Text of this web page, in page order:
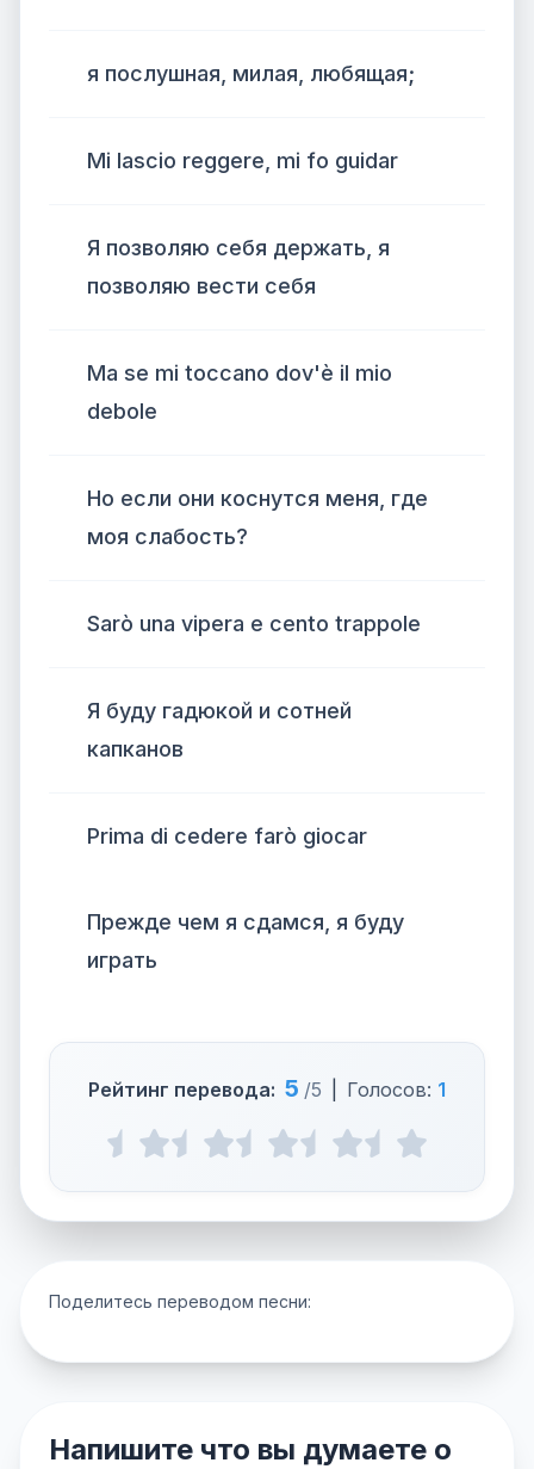
я послушная, милая, любящая;
Mi lascio reggere, mi fo guidar
Я позволяю себя держать, я
позволяю вести себя
Ma se mi toccano dov'è il mio
debole
Но если они коснутся меня, где
моя слабость?
Sarò una vipera e cento trappole
Я буду гадюкой и сотней
капканов
Prima di cedere farò giocar
Прежде чем я сдамся, я буду
играть
Рейтинг перевода: 5 /5 Голосов: 1
Поделитесь переводом песни:
Напишите что вы думаете о